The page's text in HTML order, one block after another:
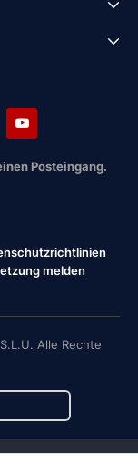
Posteingang.
melden
Alle Rechte